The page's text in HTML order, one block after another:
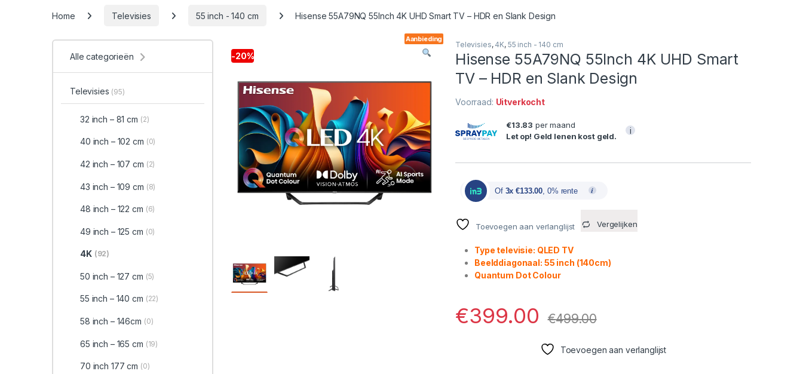
Home Televisies 55 inch - 140 cm Hisense 55A79NQ 55Inch 4K UHD Smart TV – HDR en Slank Design
-20%
Aanbieding
Televisies, 4K, 55 inch - 140 cm
Hisense 55A79NQ 55Inch 4K UHD Smart
TV – HDR en Slank Design
Voorraad: Uitverkocht
€13.83 per maand
Let op! Geld lenen kost geld.
i
Of 3x €133.00, 0% rente
Toevoegen aan verlanglijst Vergelijken
Type televisie: QLED TV
Beelddiagonaal: 55 inch (140cm)
Quantum Dot Colour
€399.00 €499.00
Toevoegen aan verlanglijst
Alle categorieën
Televisies (95)
32 inch – 81 cm (2)
40 inch – 102 cm (0)
42 inch – 107 cm (2)
43 inch – 109 cm (8)
48 inch – 122 cm (6)
49 inch – 125 cm (0)
4K (92)
50 inch – 127 cm (5)
55 inch – 140 cm (22)
58 inch – 146cm (0)
65 inch – 165 cm (19)
70 inch 177 cm (0)